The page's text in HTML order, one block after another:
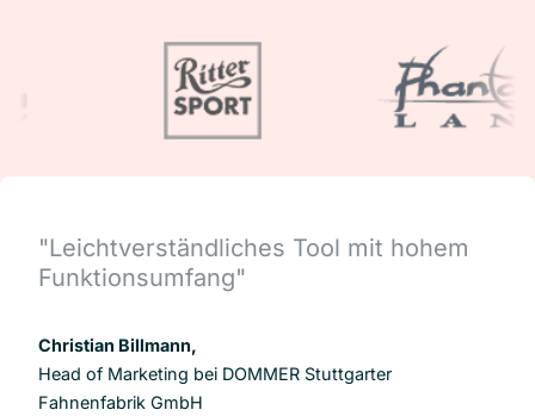
"Leichtverständliches Tool mit hohem
Funktionsumfang"
Christian Billmann,
Head of Marketing bei DOMMER Stuttgarter
Fahnenfabrik GmbH